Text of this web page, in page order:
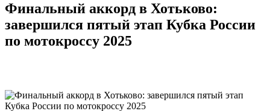
Финальный аккорд в Хотьково:
завершился пятый этап Кубка России
по мотокроссу 2025